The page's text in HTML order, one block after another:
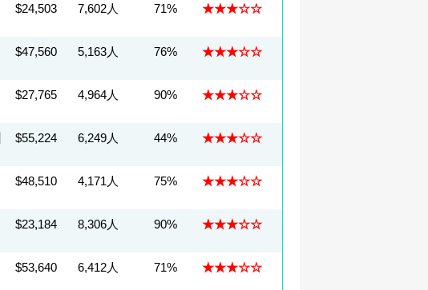
★★★☆☆
$24,503 7,602人 71%
★★★☆☆
$47,560 5,163人 76%
★★★☆☆
$27,765 4,964人 90%
★★★☆☆
$55,224 6,249人 44%
★★★☆☆
$48,510 4,171人 75%
★★★☆☆
$23,184 8,306人 90%
★★★☆☆
$53,640 6,412人 71%